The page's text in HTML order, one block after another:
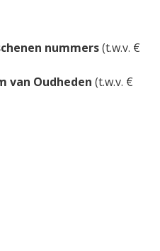
nummers(t.w.v. €
van Oudheden (t.w.v. €